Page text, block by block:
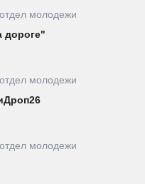
молодежи
дороге"
молодежи
молодежи